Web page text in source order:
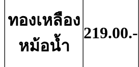
ทองเหลือง
หม้อน้ำ
219.00.-